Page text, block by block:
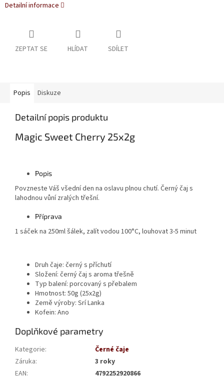
Detailní informace
ZEPTAT SE HLÍDAT SDÍLET
Popis Diskuze
Detailní popis produktu
Magic Sweet Cherry 25x2g
Popis
Povzneste Váš všední den na oslavu plnou chutí. Černý čaj s
lahodnou vůní zralých třešní.
Příprava
1 sáček na 250ml šálek, zalít vodou 100°C, louhovat 3-5 minut
Druh čaje: černý s příchutí
Složení: černý čaj s aroma třešně
Typ balení: porcovaný s přebalem
Hmotnost: 50g (25x2g)
Země výroby: Srí Lanka
Kofein: Ano
Doplňkové parametry
Kategorie:
Černé čaje
Záruka:
3 roky
EAN:
4792252920866